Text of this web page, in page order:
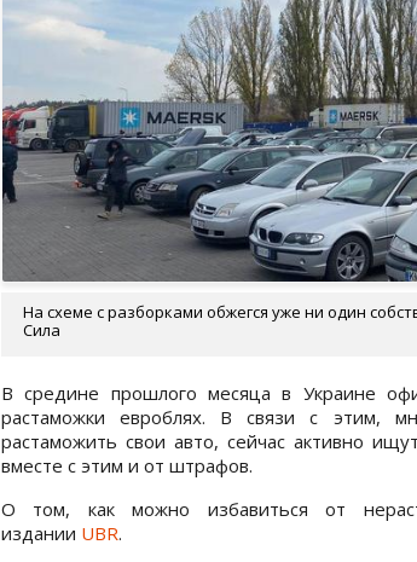
На схеме с разборками обжегся уже ни один
Сила
В средине прошлого месяца в Украине
растаможки евроблях. В связи с этим,
растаможить свои авто, сейчас активно
вместе с этим и от штрафов.
О том, как можно избавиться от
издании UBR.